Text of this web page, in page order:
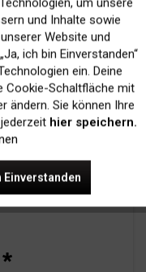
5% Deckung
5-14 Werktage
/ 14A Tinte
Inaktiv
Inaktiv
und Inhalte sowie
Website und
ich bin Einverstanden“
ein. Deine
Cookie-Schaltfläche mit
ändern. Sie können Ihre
hier speichern.
Einverstanden